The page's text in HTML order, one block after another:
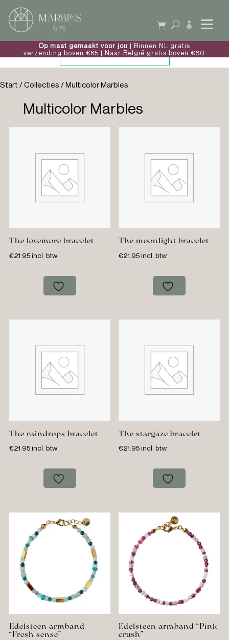

Op maat gemaakt voor jou | Binnen NL gratis
verzending boven €65 | Naar België gratis boven €80
Start /Collecties / Multicolor Marbles
Multicolor Marbles
The lovemore bracelet
€21.95incl. btw
The moonlight bracelet
€21.95incl. btw
The raindrops bracelet
€21.95incl. btw
The stargaze bracelet
€21.95incl. btw
Edelsteen armband
“Fresh sense”
Edelsteen armband “Pink
crush”